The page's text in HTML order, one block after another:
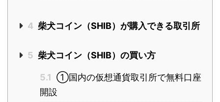
4 柴犬コイン（SHIB）が購入できる取引所
5 柴犬コイン（SHIB）の買い方
5.1 ①国内の仮想通貨取引所で無料口座
開設